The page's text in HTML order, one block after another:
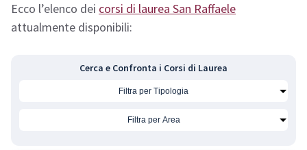
Ecco l’elenco dei corsi di laurea San Raffaele
attualmente disponibili:
Cerca e Confronta i Corsi di Laurea